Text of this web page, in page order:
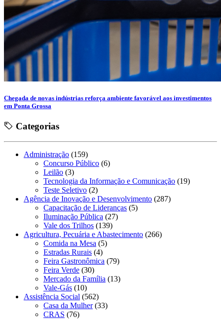
Chegada de novas indústrias reforça ambiente favorável aos investimentos
em Ponta Grossa
Categorias
Administração (159)
Concurso Público (6)
Leilão (3)
Tecnologia da Informação e Comunicação (19)
Teste Seletivo (2)
Agência de Inovação e Desenvolvimento (287)
Capacitação de Lideranças (5)
Iluminação Pública (27)
Vale dos Trilhos (139)
Agricultura, Pecuária e Abastecimento (266)
Comida na Mesa (5)
Estradas Rurais (4)
Feira Gastronômica (79)
Feira Verde (30)
Mercado da Família (13)
Vale-Gás (10)
Assistência Social (562)
Casa da Mulher(33)
CRAS (76)